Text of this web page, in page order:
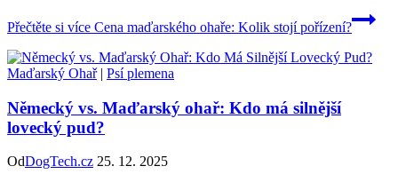
Přečtěte si více Cena maďarského ohaře: Kolik stojí pořízení?
Maďarský Ohař| Psí plemena
Německý vs. Maďarský ohař: Kdo má silnější
lovecký pud?
OdDogTech.cz 25. 12. 2025